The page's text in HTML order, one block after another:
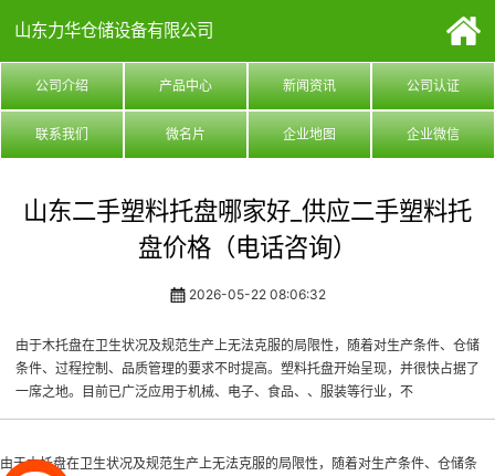
山东力华仓储设备有限公司
公司介绍 产品中心 新闻资讯 公司认证
联系我们 微名片 企业地图 企业微信
山东二手塑料托盘哪家好_供应二手塑料托
盘价格（电话咨询）
2026-05-22 08:06:32
由于木托盘在卫生状况及规范生产上无法克服的局限性，随着对生产条件、仓储
条件、过程控制、品质管理的要求不时提高。塑料托盘开始呈现，并很快占据了
一席之地。目前已广泛应用于机械、电子、食品、、服装等行业，不
由于木托盘在卫生状况及规范生产上无法克服的局限性，随着对生产条件、仓储条